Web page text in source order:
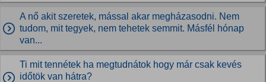
A nő akit szeretek, mással akar megházasodni. Nem
tudom, mit tegyek, nem tehetek semmit. Másfél hónap
van...
Ti mit tennétek ha megtudnátok hogy már csak kevés
időtök van hátra?